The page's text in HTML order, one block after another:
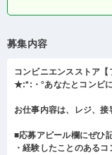
募集内容
コンビニエンスストア【
★:*:・°あなたとコンビ
お仕事内容は、レジ、
■応募アピール欄にぜひ
・経験したことのある